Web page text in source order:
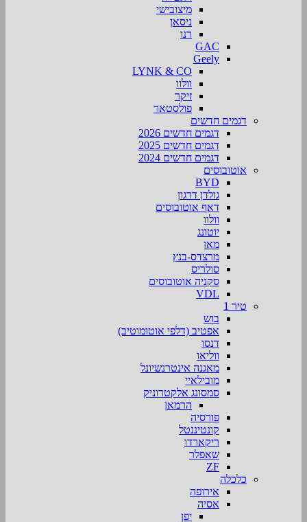
מיצובישי
ניסאן
רנו
GAC
Geely
LYNK & CO
וולוו
זיקר
פולסטאר
דגמים חדשים
דגמים חדשים 2026
דגמים חדשים 2025
דגמים חדשים 2024
אוטובוסים
BYD
גולדן דרגון
דאף אוטובוסים
וולוו
יוטונג
מאן
מרצדס-בנץ
סולריס
סקניה אוטובוסים
VDL
טיר 1
בוש
אפטיב (דלפי אוטומוטיב)
דנסו
ווליאו
מאגנה אינטרנשיונל
מובילאיי
סמסונג אלקטרוניק
הרמאן
פורסיה
קונטיננטל
ריקארדו
שאפלר
ZF
כלכלה
אירופה
אסיה
יפן